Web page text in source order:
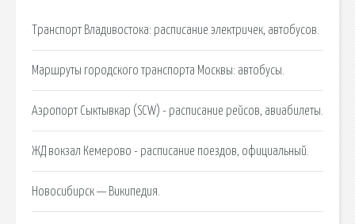
Транспорт Владивостока: расписание электричек, автобусов.
Маршруты городского транспорта Москвы: автобусы.
Аэропорт Сыктывкар (SCW) - расписание рейсов, авиабилеты.
ЖД вокзал Кемерово - расписание поездов, официальный.
Новосибирск — Википедия.